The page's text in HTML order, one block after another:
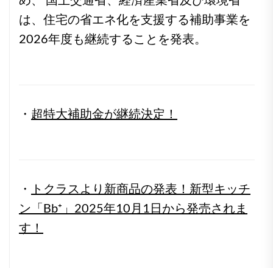
は、住宅の省エネ化を支援する補助事業を
2026年度も継続することを発表。
・ 超特大補助金が継続決定！
・
トクラスより新商品の発表！新型キッチ
ン「Bb⁺」2025年10月1日から発売されま
す！